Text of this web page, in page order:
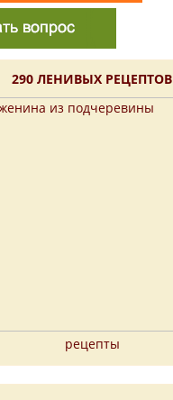
290 ЛЕНИВЫХ РЕЦЕПТОВ
рецепты